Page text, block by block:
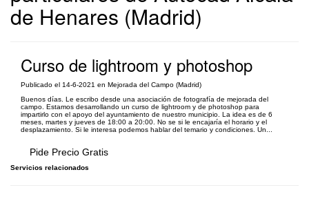
de Henares (Madrid)
Curso de lightroom y photoshop
Publicado el 14-6-2021 en Mejorada del Campo (Madrid)
Buenos días. Le escribo desde una asociación de fotografía de mejorada del
campo. Estamos desarrollando un curso de lightroom y de photoshop para
impartirlo con el apoyo del ayuntamiento de nuestro municipio. La idea es de 6
meses, martes y jueves de 18:00 a 20:00. No se si le encajaría el horario y el
desplazamiento. Si le interesa podemos hablar del temario y condiciones. Un...
Pide Precio Gratis
Servicios relacionados